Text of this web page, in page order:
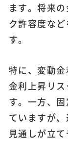
ます。将来
ク許容度な
す。
特に、変動
金利上昇リ
す。一方、
ていますが
見通しが立て